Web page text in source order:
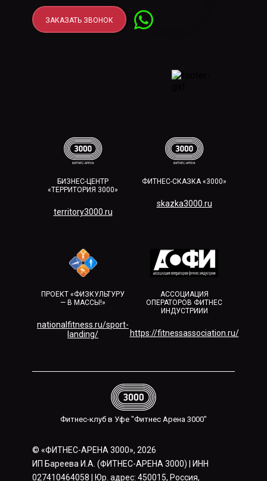
ЗАКАЗАТЬ ЗВОНОК
БИЗНЕС-ЦЕНТР
«ТЕРРИТОРИЯ 3000»
territory3000.ru​
ФИТНЕС-СКАЗКА «3000»
skazka3000.ru
ПРОЕКТ «ФИЗКУЛЬТУРУ
— В МАССЫ!»
nationalfitness.ru/sport-
landing/
АССОЦИАЦИЯ
ОПЕРАТОРОВ ФИТНЕС
ИНДУСТРИИИ
https://fitnessassociation.ru/
Фитнес-клуб в Уфе "Фитнес Арена 3000"
© «ФИТНЕС-АРЕНА 3000», 2026
ИП Бареева И.А. (ФИТНЕС-АРЕНА 3000) | ИНН
027410464058 | Юр. адрес: 450015, Россия,